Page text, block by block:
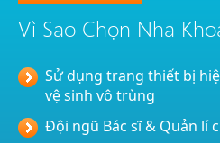
Vì Sao Chọn Nha
Sử dụng trang thiết bị
vệ sinh vô trùng
Đội ngũ Bác sĩ & Quản lí